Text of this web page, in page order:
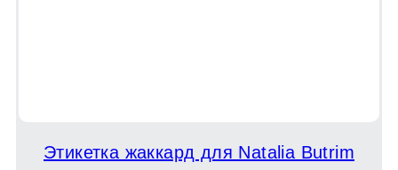
Этикетка жаккард для Natalia Butrim